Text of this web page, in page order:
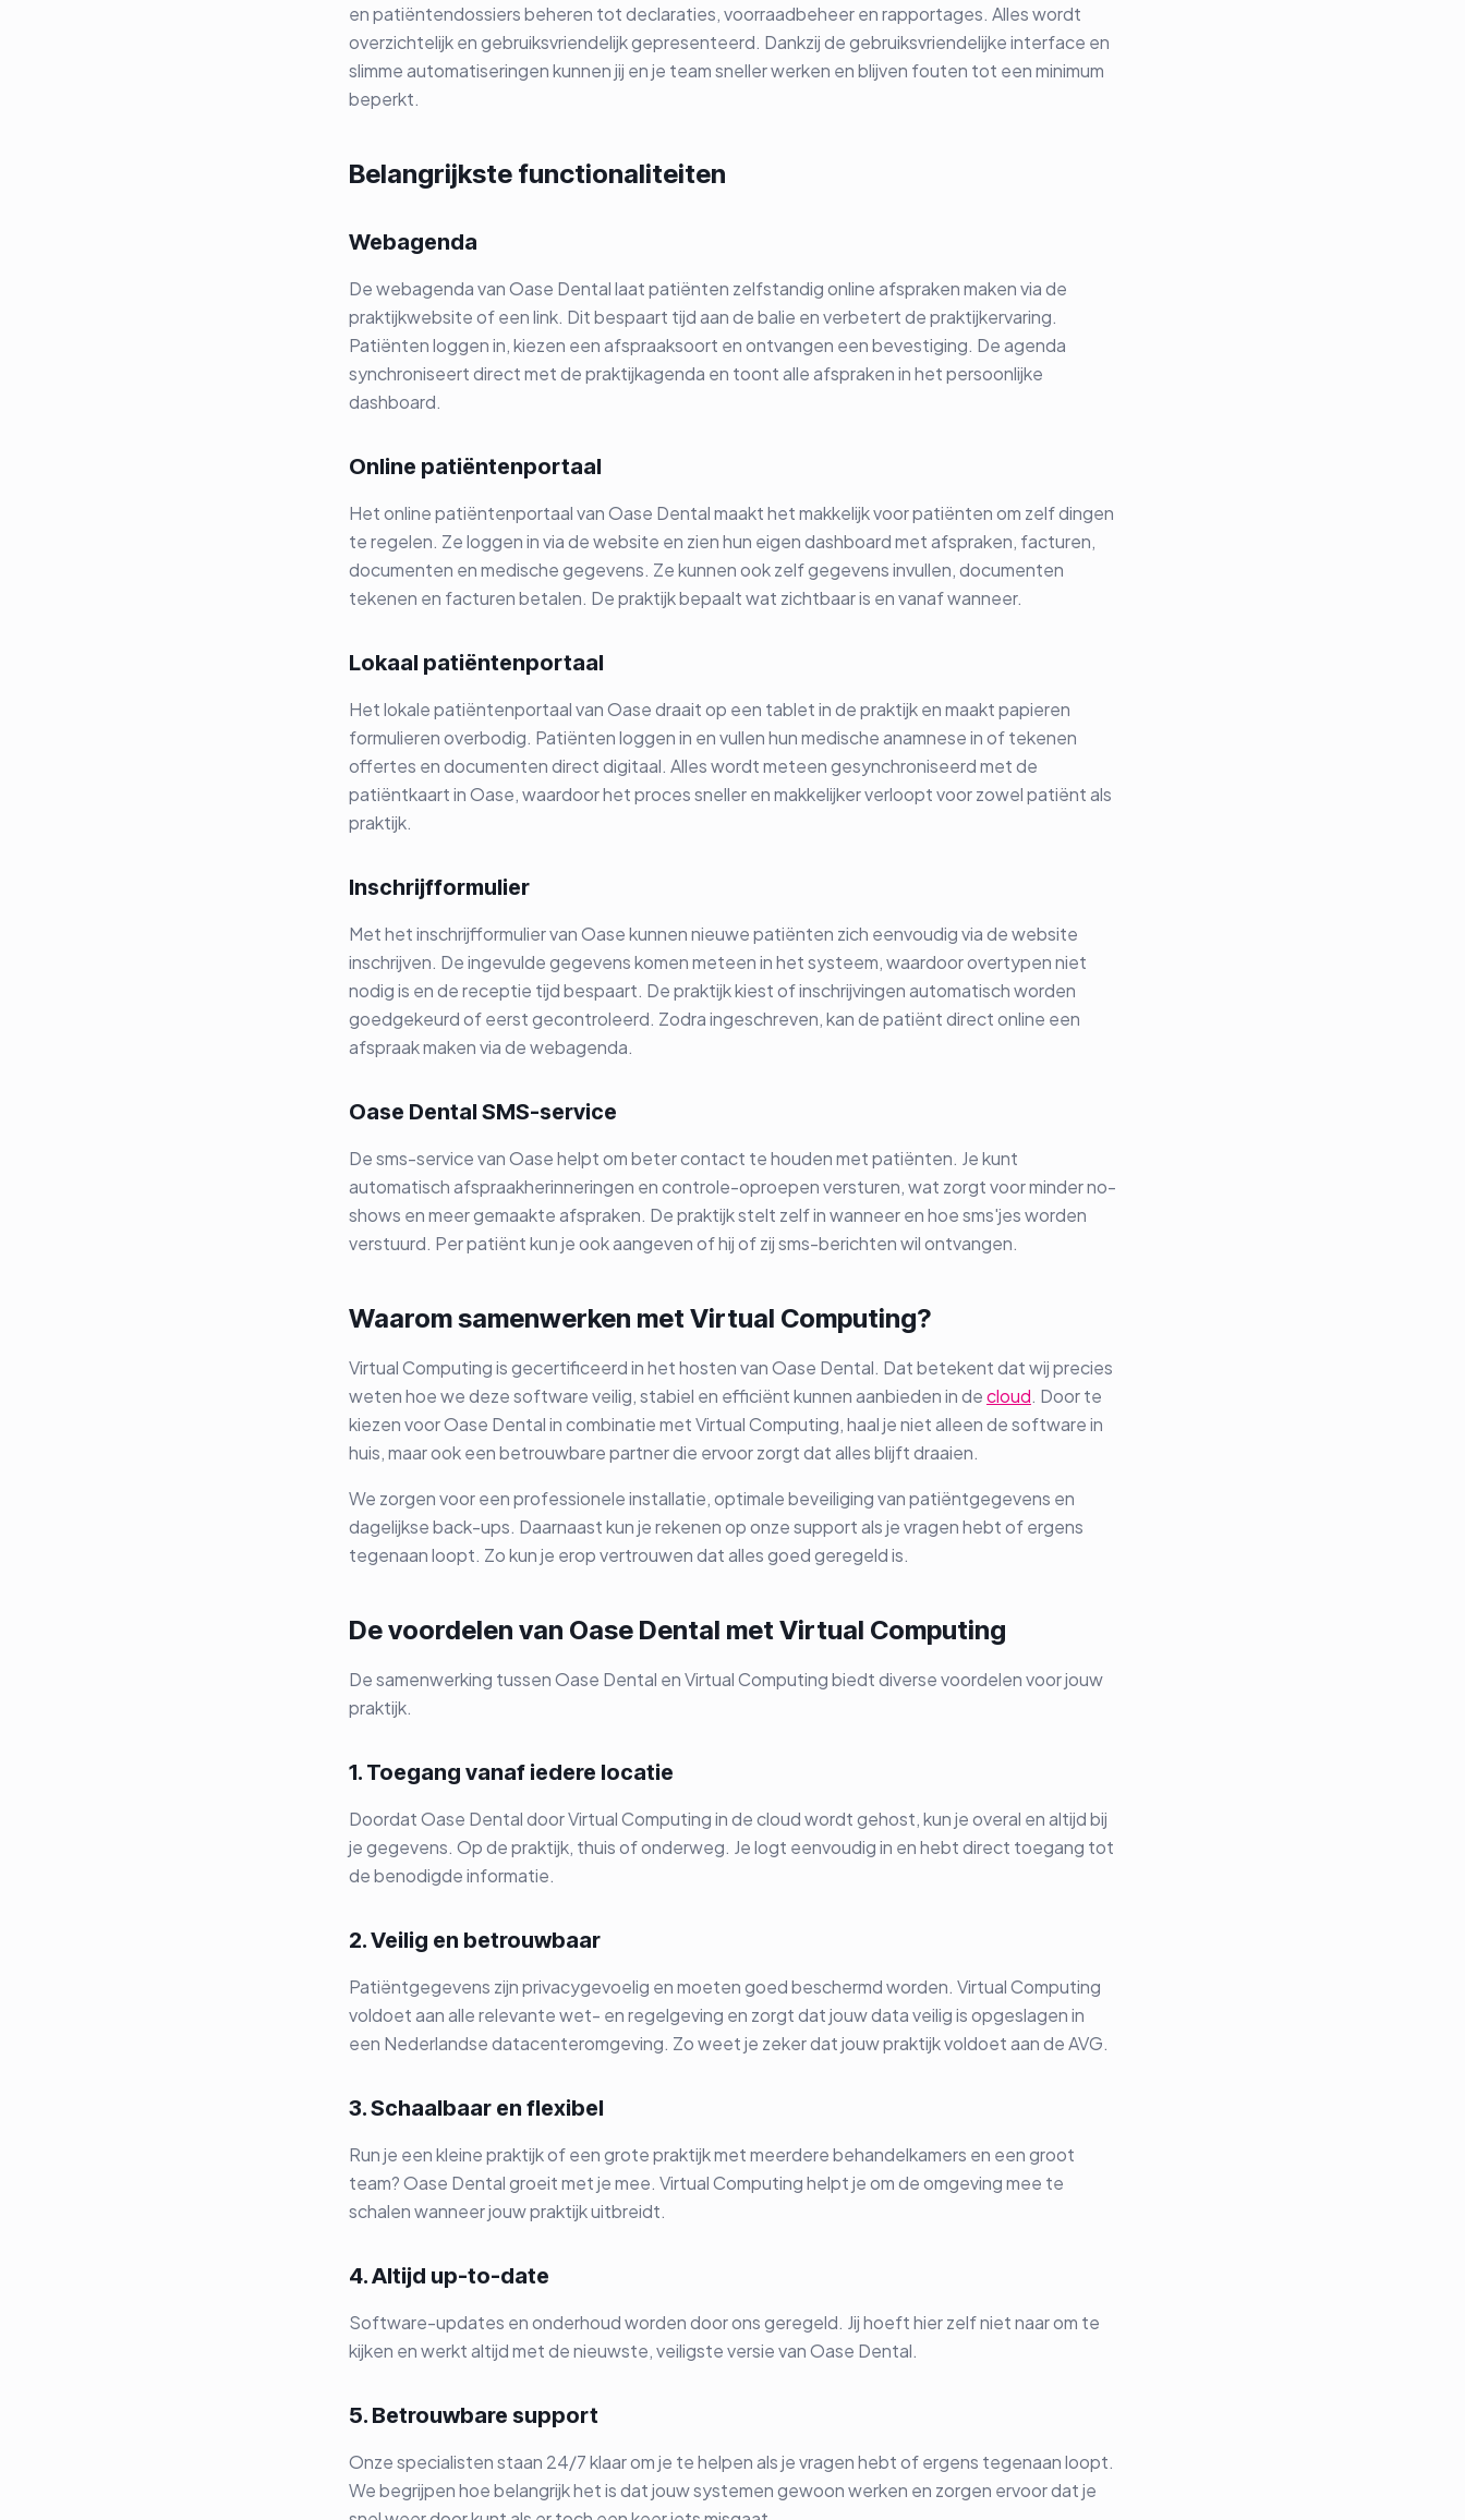
en patiëntendossiers beheren tot declaraties, voorraadbeheer en rapportages. Alles wordt
overzichtelijk en gebruiksvriendelijk gepresenteerd. Dankzij de gebruiksvriendelijke interface en
slimme automatiseringen kunnen jij en je team sneller werken en blijven fouten tot een minimum
beperkt.
Belangrijkste functionaliteiten
Webagenda
De webagenda van Oase Dental laat patiënten zelfstandig online afspraken maken via de
praktijkwebsite of een link. Dit bespaart tijd aan de balie en verbetert de praktijkervaring.
Patiënten loggen in, kiezen een afspraaksoort en ontvangen een bevestiging. De agenda
synchroniseert direct met de praktijkagenda en toont alle afspraken in het persoonlijke
dashboard.
Online patiëntenportaal
Het online patiëntenportaal van Oase Dental maakt het makkelijk voor patiënten om zelf dingen
te regelen. Ze loggen in via de website en zien hun eigen dashboard met afspraken, facturen,
documenten en medische gegevens. Ze kunnen ook zelf gegevens invullen, documenten
tekenen en facturen betalen. De praktijk bepaalt wat zichtbaar is en vanaf wanneer.
Lokaal patiëntenportaal
Het lokale patiëntenportaal van Oase draait op een tablet in de praktijk en maakt papieren
formulieren overbodig. Patiënten loggen in en vullen hun medische anamnese in of tekenen
offertes en documenten direct digitaal. Alles wordt meteen gesynchroniseerd met de
patiëntkaart in Oase, waardoor het proces sneller en makkelijker verloopt voor zowel patiënt als
praktijk.
Inschrijfformulier
Met het inschrijfformulier van Oase kunnen nieuwe patiënten zich eenvoudig via de website
inschrijven. De ingevulde gegevens komen meteen in het systeem, waardoor overtypen niet
nodig is en de receptie tijd bespaart. De praktijk kiest of inschrijvingen automatisch worden
goedgekeurd of eerst gecontroleerd. Zodra ingeschreven, kan de patiënt direct online een
afspraak maken via de webagenda.
Oase Dental SMS-service
De sms-service van Oase helpt om beter contact te houden met patiënten. Je kunt
automatisch afspraakherinneringen en controle-oproepen versturen, wat zorgt voor minder no-
shows en meer gemaakte afspraken. De praktijk stelt zelf in wanneer en hoe sms'jes worden
verstuurd. Per patiënt kun je ook aangeven of hij of zij sms-berichten wil ontvangen.
Waarom samenwerken met Virtual Computing?
Virtual Computing is gecertificeerd in het hosten van Oase Dental. Dat betekent dat wij precies
weten hoe we deze software veilig, stabiel en efficiënt kunnen aanbieden in decloud. Door te
kiezen voor Oase Dental in combinatie met Virtual Computing, haal je niet alleen de software in
huis, maar ook een betrouwbare partner die ervoor zorgt dat alles blijft draaien.
We zorgen voor een professionele installatie, optimale beveiliging van patiëntgegevens en
dagelijkse back-ups. Daarnaast kun je rekenen op onze support als je vragen hebt of ergens
tegenaan loopt. Zo kun je erop vertrouwen dat alles goed geregeld is.
De voordelen van Oase Dental met Virtual Computing
De samenwerking tussen Oase Dental en Virtual Computing biedt diverse voordelen voor jouw
praktijk.
1. Toegang vanaf iedere locatie
Doordat Oase Dental door Virtual Computing in de cloud wordt gehost, kun je overal en altijd bij
je gegevens. Op de praktijk, thuis of onderweg. Je logt eenvoudig in en hebt direct toegang tot
de benodigde informatie.
2. Veilig en betrouwbaar
Patiëntgegevens zijn privacygevoelig en moeten goed beschermd worden. Virtual Computing
voldoet aan alle relevante wet- en regelgeving en zorgt dat jouw data veilig is opgeslagen in
een Nederlandse datacenteromgeving. Zo weet je zeker dat jouw praktijk voldoet aan de AVG.
3. Schaalbaar en flexibel
Run je een kleine praktijk of een grote praktijk met meerdere behandelkamers en een groot
team? Oase Dental groeit met je mee. Virtual Computing helpt je om de omgeving mee te
schalen wanneer jouw praktijk uitbreidt.
4. Altijd up-to-date
Software-updates en onderhoud worden door ons geregeld. Jij hoeft hier zelf niet naar om te
kijken en werkt altijd met de nieuwste, veiligste versie van Oase Dental.
5. Betrouwbare support
Onze specialisten staan 24/7 klaar om je te helpen als je vragen hebt of ergens tegenaan loopt.
We begrijpen hoe belangrijk het is dat jouw systemen gewoon werken en zorgen ervoor dat je